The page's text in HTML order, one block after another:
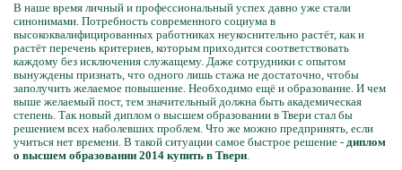
В наше время личный и профессиональный успех давно уже стали
синонимами. Потребность современного социума в
высококвалифицированных работниках неукоснительно растёт, как и
растёт перечень критериев, которым приходится соответствовать
каждому без исключения служащему. Даже сотрудники с опытом
вынуждены признать, что одного лишь стажа не достаточно, чтобы
заполучить желаемое повышение. Необходимо ещё и образование. И чем
выше желаемый пост, тем значительный должна быть академическая
степень. Так новый диплом о высшем образовании в Твери стал бы
решением всех наболевших проблем. Что же можно предпринять, если
учиться нет времени. В такой ситуации самое быстрое решение - диплом
о высшем образовании 2014 купить в Твери.